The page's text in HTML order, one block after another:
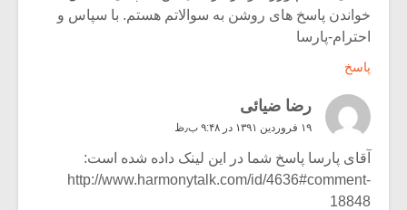
خواندن پاسخ های روشن به سوالاتم هستم. با سپاس و
احترام-پارسا
پاسخ
رضا ضیائی
۱۹ فروردین ۱۳۹۱ در ۹:۴۸ ب٫ظ
آقای پارسا پاسخ شما در این لینک داده شده است:
http://www.harmonytalk.com/id/4636#comment-
18848